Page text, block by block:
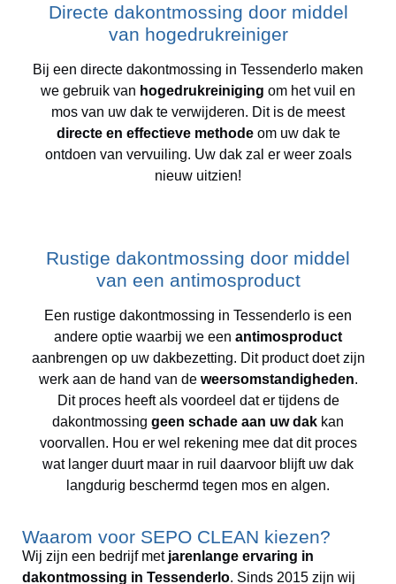
Directe dakontmossing door middel
van hogedrukreiniger
Bij een directe dakontmossing in Tessenderlo maken
we gebruik van hogedrukreiniging om het vuil en
mos van uw dak te verwijderen. Dit is de meest
directe en effectieve methodeom uw dak te
ontdoen van vervuiling. Uw dak zal er weer zoals
nieuw uitzien!
Rustige dakontmossing door middel
van een antimosproduct
Een rustige dakontmossing in Tessenderlo is een
andere optie waarbij we een antimosproduct
aanbrengen op uw dakbezetting. Dit product doet zijn
werk aan de hand van de weersomstandigheden.
Dit proces heeft als voordeel dat er tijdens de
dakontmossing geen schade aan uw dak kan
voorvallen. Hou er wel rekening mee dat dit proces
wat langer duurt maar in ruil daarvoor blijft uw dak
langdurig beschermd tegen mos en algen.
Waarom voor SEPO CLEAN kiezen?
Wij zijn een bedrijf met jarenlange ervaring in
dakontmossing in Tessenderlo. Sinds 2015 zijn wij